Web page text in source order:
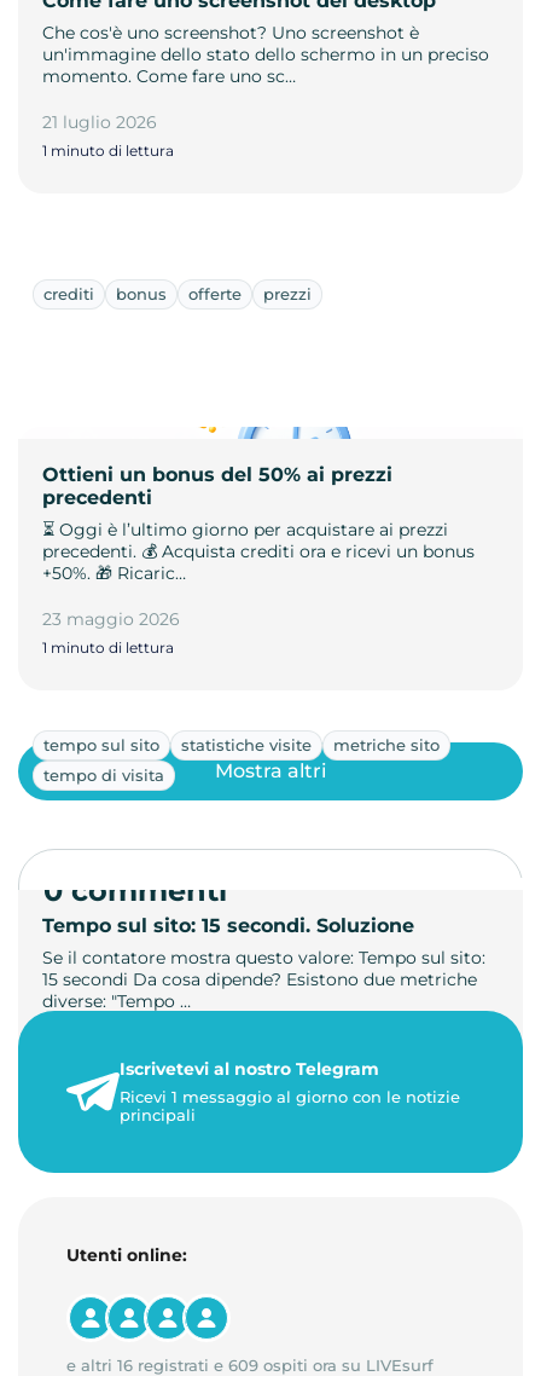
Che cos'è uno screenshot? Uno screenshot è
un'immagine dello stato dello schermo in un preciso
momento. Come fare uno sc…
21 luglio 2026
1 minuto di lettura
crediti bonus offerte prezzi
Ottieni un bonus del 50% ai prezzi
precedenti
⏳ Oggi è l’ultimo giorno per acquistare ai prezzi
precedenti. 💰 Acquista crediti ora e ricevi un bonus
+50%. 🎁 Ricaric…
23 maggio 2026
1 minuto di lettura
tempo sul sito statistiche visite
metriche sito
tempo di visita
Tempo sul sito: 15 secondi. Soluzione
Se il contatore mostra questo valore: Tempo sul sito:
15 secondi Da cosa dipende? Esistono due metriche
diverse: "Tempo …
3 minuti di lettura
Mostra altri
0 commenti
Iscrivetevi al nostro Telegram
Ricevi 1 messaggio al giorno con le notizie
principali
Utenti online:
e altri 16 registrati e 609 ospiti ora su LIVEsurf